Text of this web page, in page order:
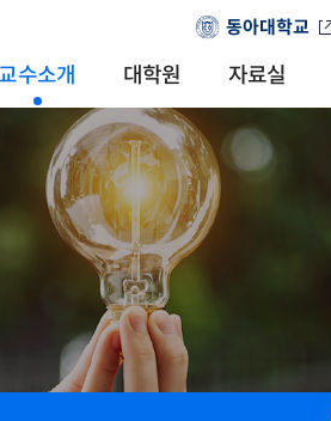
동아대학교
교수소개 대학원 자료실